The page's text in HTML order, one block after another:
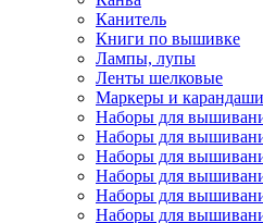
Канитель
Книги по вышивке
Лампы, лупы
Ленты шелковые
Маркеры и
Наборы для
Наборы для
Наборы для
Наборы для
Наборы для
Наборы для